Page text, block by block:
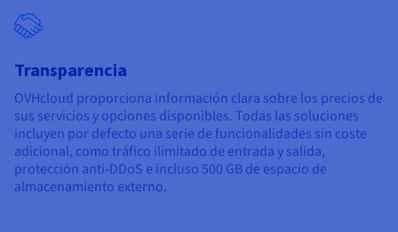
Transparencia
OVHcloud proporciona información clara sobre los precios de
sus servicios y opciones disponibles. Todas las soluciones
incluyen por defecto una serie de funcionalidades sin coste
adicional, como tráfico ilimitado de entrada y salida,
protección anti-DDoS e incluso 500 GB de espacio de
almacenamiento externo.